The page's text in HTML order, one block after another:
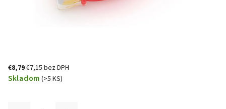
€8,79€7,15 bez DPH
Skladom (>5 KS)